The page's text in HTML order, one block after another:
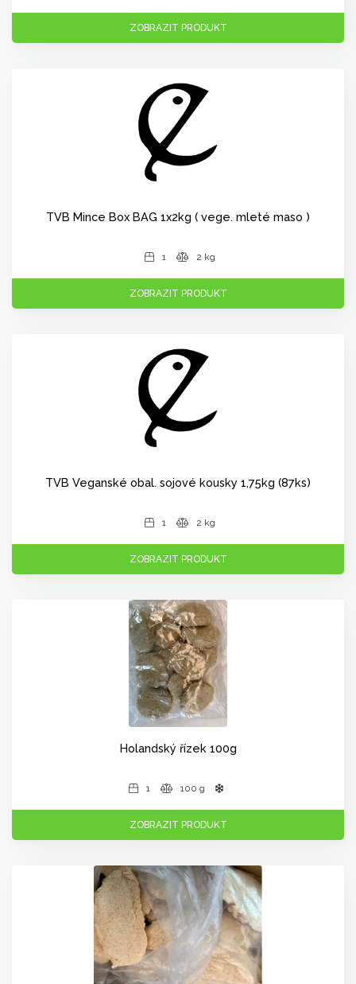
ZOBRAZIT PRODUKT
TVB Mince Box BAG 1x2kg ( vege. mleté maso )
1 2 kg
ZOBRAZIT PRODUKT
TVB Veganské obal. sojové kousky 1,75kg (87ks)
1 2 kg
ZOBRAZIT PRODUKT
Holandský řízek 100g
1 100 g
ZOBRAZIT PRODUKT